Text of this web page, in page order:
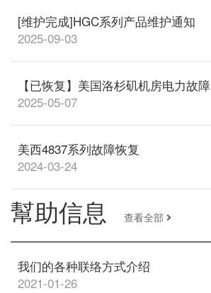
[维护完成]HGC系列产品维护通知
2025-09-03
【已恢复】美国洛杉矶机房电力故障
2025-05-07
美西4837系列故障恢复
2024-03-24
幫助信息 查看全部
我们的各种联络方式介绍
2021-01-26